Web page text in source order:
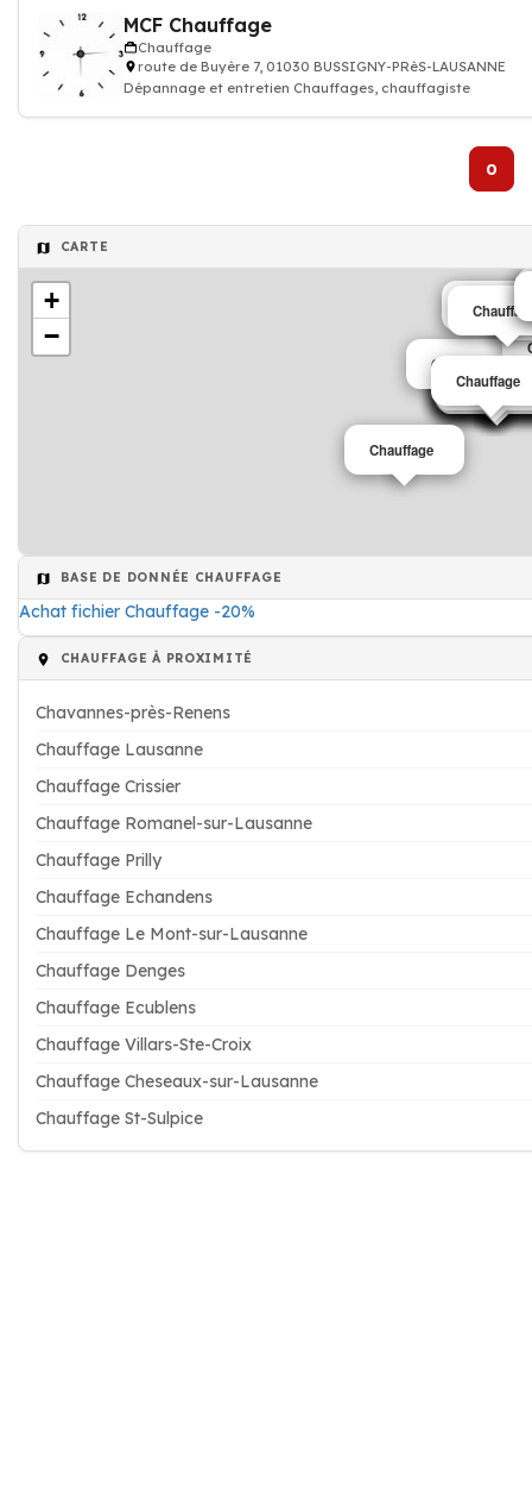
MCF Chauffage
Chauffage
route de Buyère 7, 01030 BUSSIGNY-PRèS-LAUSANNE
Dépannage et entretien Chauffages, chauffagiste
0
CARTE
Chauffage
Chauffage
Chauffage
Chauffage
Chauffage
Chauffage
Chauffage
Chauffage
Chauffage
Chauffage
Chauffage
Chauffage
Chauffage
Chauffage
+
−
BASE DE DONNÉE CHAUFFAGE
Achat fichier Chauffage -20%
CHAUFFAGE À PROXIMITÉ
Chavannes-près-Renens
Chauffage Lausanne
Chauffage Crissier
Chauffage Romanel-sur-Lausanne
Chauffage Prilly
Chauffage Echandens
Chauffage Le Mont-sur-Lausanne
Chauffage Denges
Chauffage Ecublens
Chauffage Villars-Ste-Croix
Chauffage Cheseaux-sur-Lausanne
Chauffage St-Sulpice